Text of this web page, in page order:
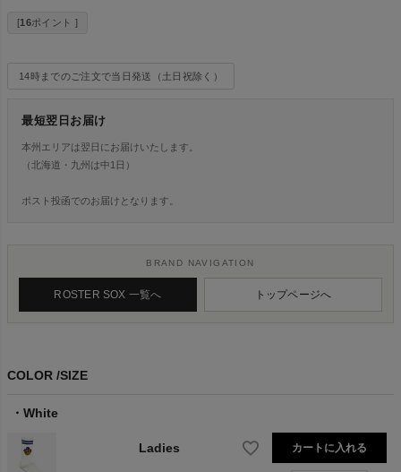
[16ポイント ]
14時までのご注文で当日発送（土日祝除く）
最短翌日お届け
本州エリアは翌日にお届けいたします。
（北海道・九州は中1日）
ポスト投函でのお届けとなります。
BRAND NAVIGATION
ROSTER SOX 一覧へ トップページへ
COLOR SIZE
White
Ladies カートに入れる